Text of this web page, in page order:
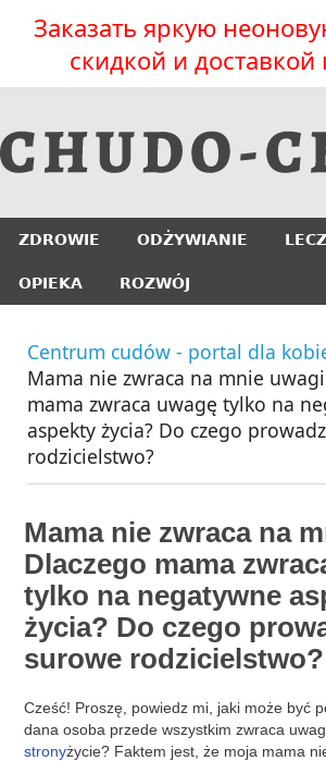
Заказать яркую
скидкой и доставкой
ZDROWIE ODŻYWIANIE
OPIEKA ROZWÓJ
Centrum cudów - portal dla
Mama nie zwraca na mnie
mama zwraca uwagę tylko na
aspekty życia? Do czego
rodzicielstwo?
Mama nie zwraca na
Dlaczego mama
tylko na negatywne
życia? Do czego
surowe rodzicielstwo?
Cześć! Proszę, powiedz mi, jaki może być
dana osoba przede wszystkim zwraca
stronyżycie? Faktem jest, że moja mama